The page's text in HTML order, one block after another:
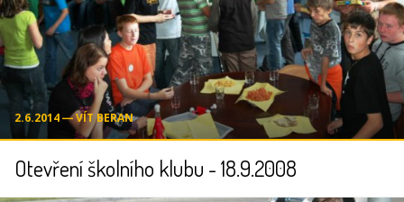
2.6.2014 ― VÍT BERAN
Otevření školního klubu - 18.9.2008